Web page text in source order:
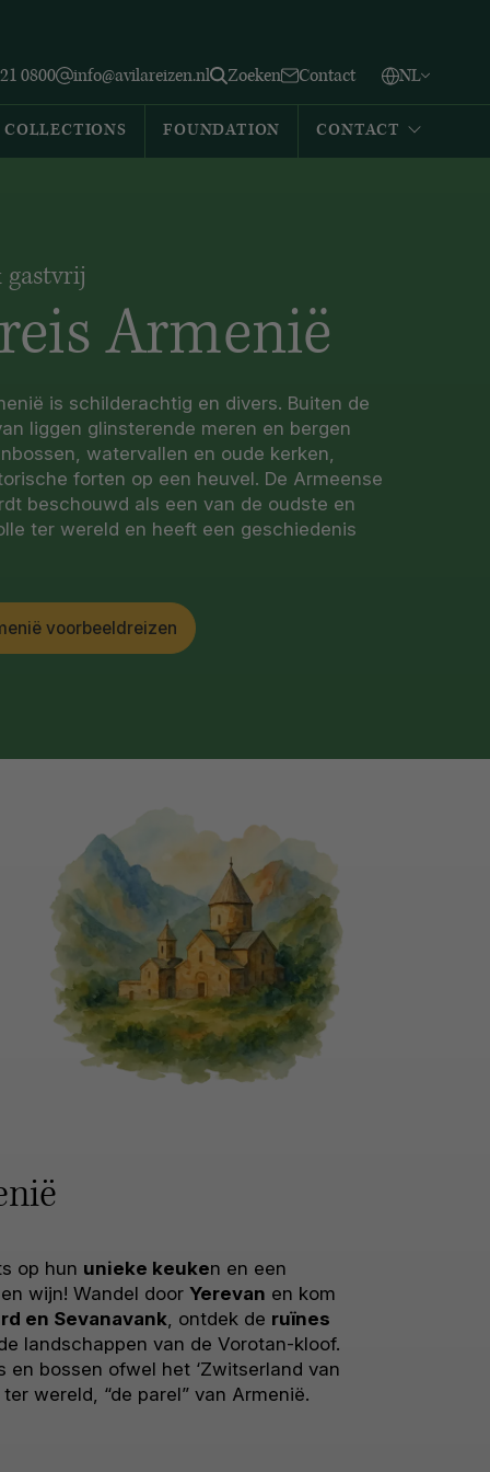
0800 info@avilareizen.nl Zoeken Contact NL
Español
COLLECTIONS FOUNDATION CONTACT
Armenië
is schilderachtig en divers. Buiten de
liggen glinsterende meren en bergen
watervallen en oude kerken,
forten op een heuvel. De Armeense
beschouwd als een van de oudste en
ter wereld en heeft een geschiedenis
voorbeeldreizen
op hun unieke keuken en een
wijn! Wandel door Yerevan en kom
en Sevanavank, ontdek de ruïnes
landschappen van de Vorotan-kloof.
bossen ofwel het ‘Zwitserland van
wereld, “de parel” van Armenië.